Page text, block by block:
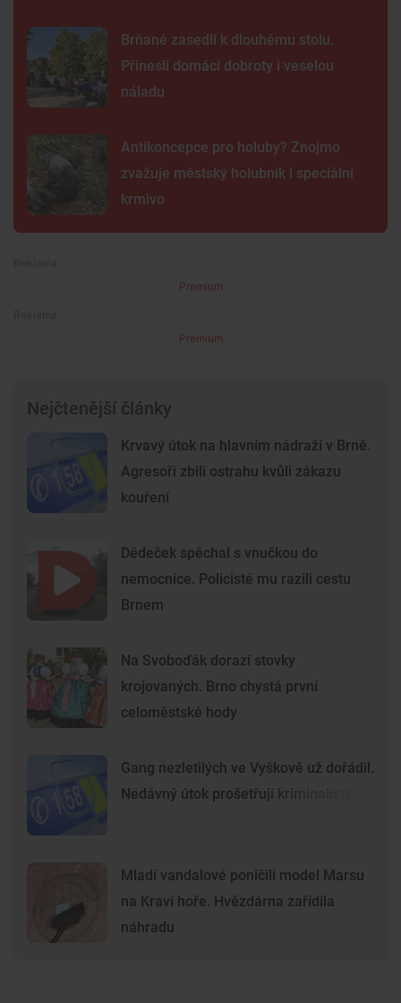
Brňané zasedli k dlouhému stolu.
Přinesli domácí dobroty i veselou
náladu
Antikoncepce pro holuby? Znojmo
zvažuje městský holubník i speciální
krmivo
Premium
Premium
Nejčtenější články
Krvavý útok na hlavním nádraží v Brně.
Agresoři zbili ostrahu kvůli zákazu
kouření
Dědeček spěchal s vnučkou do
nemocnice. Policisté mu razili cestu
Brnem
Na Svoboďák dorazí stovky
krojovaných. Brno chystá první
celoměstské hody
Gang nezletilých ve Vyškově už dořádil.
Nedávný útok prošetřují kriminalisté
Mladí vandalové poničili model Marsu
na Kraví hoře. Hvězdárna zařídila
náhradu